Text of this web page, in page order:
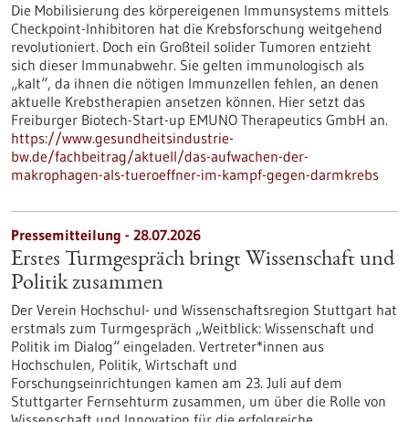
Die Mobilisierung des körpereigenen Immunsystems mittels
Checkpoint-Inhibitoren hat die Krebsforschung weitgehend
revolutioniert. Doch ein Großteil solider Tumoren entzieht
sich dieser Immunabwehr. Sie gelten immunologisch als
„kalt“, da ihnen die nötigen Immunzellen fehlen, an denen
aktuelle Krebstherapien ansetzen können. Hier setzt das
Freiburger Biotech-Start-up EMUNO Therapeutics GmbH an.
https://www.gesundheitsindustrie-
bw.de/fachbeitrag/aktuell/das-aufwachen-der-
makrophagen-als-tueroeffner-im-kampf-gegen-darmkrebs
Pressemitteilung - 28.07.2026
Erstes Turmgespräch bringt Wissenschaft und
Politik zusammen
Der Verein Hochschul- und Wissenschaftsregion Stuttgart hat
erstmals zum Turmgespräch „Weitblick: Wissenschaft und
Politik im Dialog“ eingeladen. Vertreter*innen aus
Hochschulen, Politik, Wirtschaft und
Forschungseinrichtungen kamen am 23. Juli auf dem
Stuttgarter Fernsehturm zusammen, um über die Rolle von